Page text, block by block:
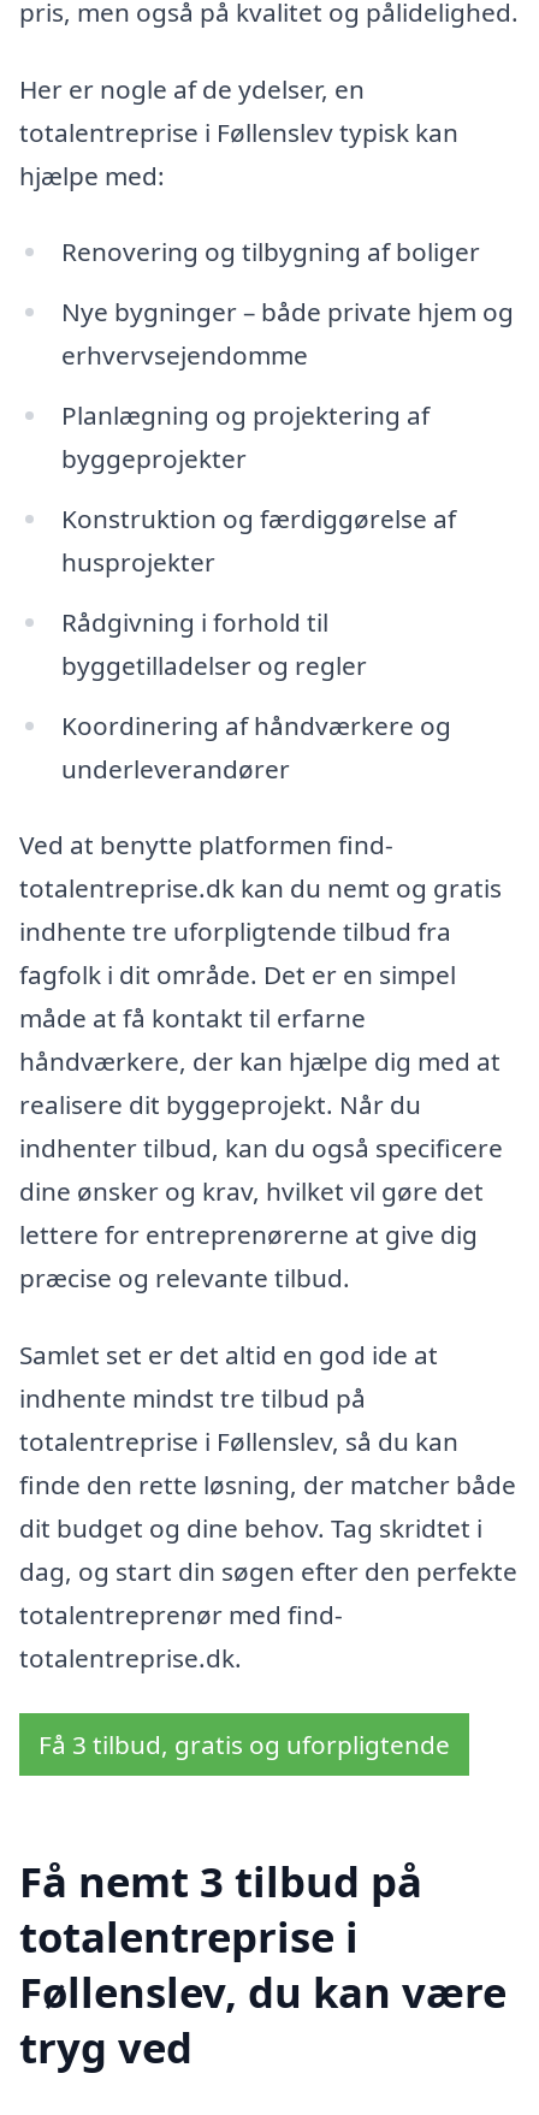
pris, men også på kvalitet og pålidelighed.
Her er nogle af de ydelser, en
totalentreprise i Føllenslev typisk kan
hjælpe med:
Renovering og tilbygning af boliger
Nye bygninger – både private hjem og
erhvervsejendomme
Planlægning og projektering af
byggeprojekter
Konstruktion og færdiggørelse af
husprojekter
Rådgivning i forhold til
byggetilladelser og regler
Koordinering af håndværkere og
underleverandører
Ved at benytte platformen find-
totalentreprise.dk kan du nemt og gratis
indhente tre uforpligtende tilbud fra
fagfolk i dit område. Det er en simpel
måde at få kontakt til erfarne
håndværkere, der kan hjælpe dig med at
realisere dit byggeprojekt. Når du
indhenter tilbud, kan du også specificere
dine ønsker og krav, hvilket vil gøre det
lettere for entreprenørerne at give dig
præcise og relevante tilbud.
Samlet set er det altid en god ide at
indhente mindst tre tilbud på
totalentreprise i Føllenslev, så du kan
finde den rette løsning, der matcher både
dit budget og dine behov. Tag skridtet i
dag, og start din søgen efter den perfekte
totalentreprenør med find-
totalentreprise.dk.
Få 3 tilbud, gratis og uforpligtende
Få nemt 3 tilbud på
totalentreprise i
Føllenslev, du kan være
tryg ved